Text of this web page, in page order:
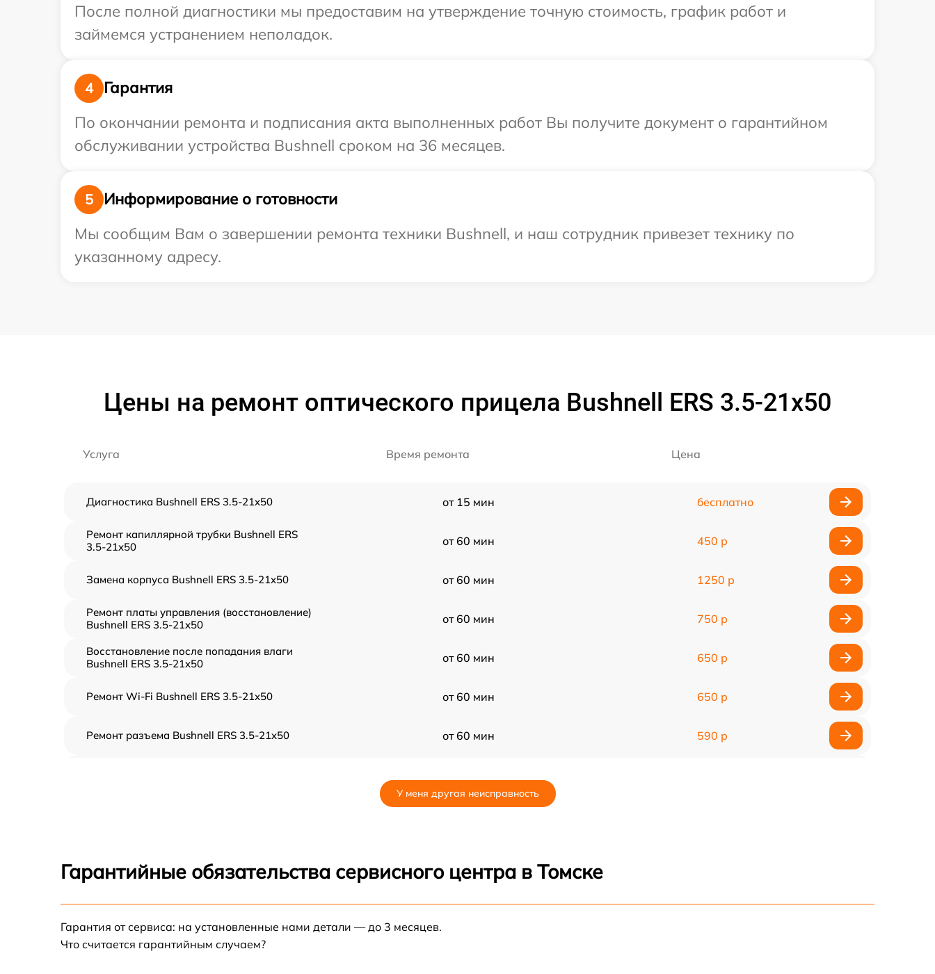
После полной диагностики мы предоставим на утверждение точную стоимость, график работ и
займемся устранением неполадок.
4
Гарантия
По окончании ремонта и подписания акта выполненных работ Вы получите документ о гарантийном
обслуживании устройства Bushnell сроком на 36 месяцев.
5
Информирование о готовности
Мы сообщим Вам о завершении ремонта техники Bushnell, и наш сотрудник привезет технику по
указанному адресу.
Цены на ремонт оптического прицела Bushnell ERS 3.5-21x50
Услуга Время ремонта Цена
Диагностика Bushnell ERS 3.5-21x50 от 15 мин бесплатно
Ремонт капиллярной трубки Bushnell ERS
3.5-21x50
от 60 мин 450 р
Замена корпуса Bushnell ERS 3.5-21x50 от 60 мин 1250 р
Ремонт платы управления (восстановление)
Bushnell ERS 3.5-21x50
от 60 мин 750 р
Восстановление после попадания влаги
Bushnell ERS 3.5-21x50
от 60 мин 650 р
Ремонт Wi-Fi Bushnell ERS 3.5-21x50 от 60 мин 650 р
Ремонт разъема Bushnell ERS 3.5-21x50 от 60 мин 590 р
Замена процессора Bushnell ERS 3.5-21x50
У меня другая неисправность
Гарантийные обязательства сервисного центра в Томске
Гарантия от сервиса: на установленные нами детали — до 3 месяцев.
Что считается гарантийным случаем?